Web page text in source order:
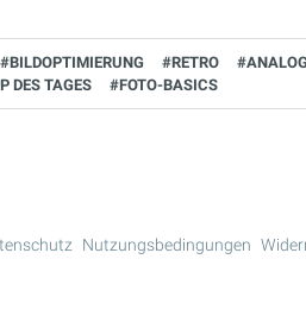
#BILDOPTIMIERUNG #RETRO
DES TAGES #FOTO-BASICS
Nutzungsbedingungen